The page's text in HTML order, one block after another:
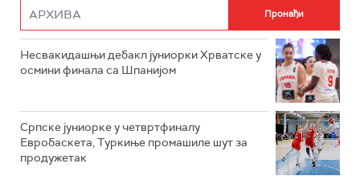
Несвакидашњи дебакл јуниорки Хрватске у
осмини финала са Шпанијом
Српске јуниорке у четвртфиналу
Евробаскета, Туркиње промашиле шут за
продужетак